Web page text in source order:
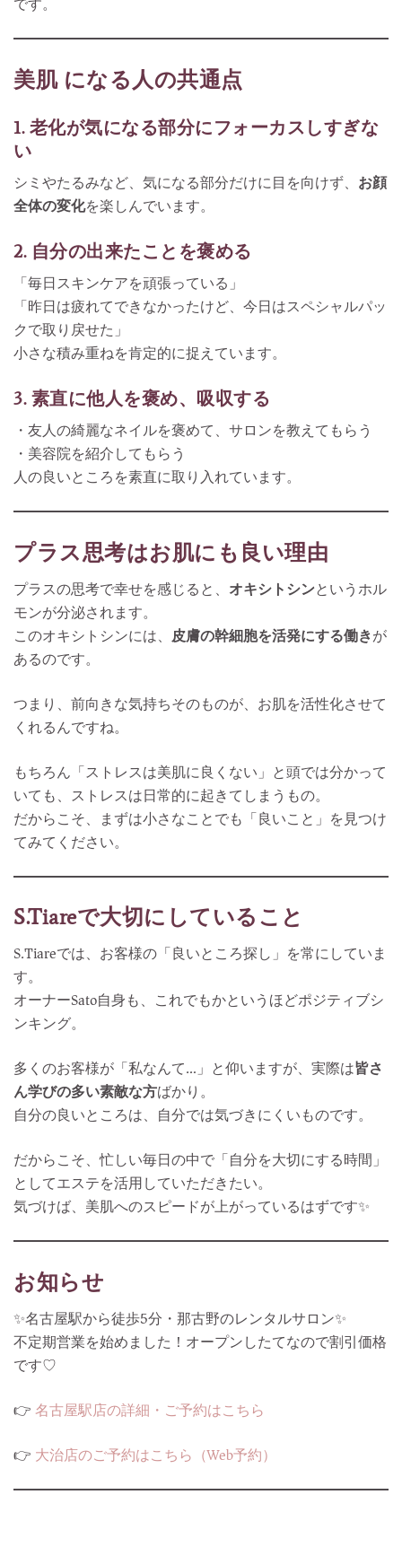
美肌 になる人の共通点
1. 老化が気になる部分にフォーカスしすぎな
い
シミやたるみなど、気になる部分だけに目を向けず、 お顔
全体の変化を楽しんでいます。
2. 自分の出来たことを褒める
「毎日スキンケアを頑張っている」
「昨日は疲れてできなかったけど、今日はスペシャルパッ
クで取り戻せた」
小さな積み重ねを肯定的に捉えています。
3. 素直に他人を褒め、吸収する
・友人の綺麗なネイルを褒めて、サロンを教えてもらう
・美容院を紹介してもらう
人の良いところを素直に取り入れています。
プラス思考はお肌にも良い理由
プラスの思考で幸せを感じると、 オキシトシンというホル
モンが分泌されます。
このオキシトシンには、 皮膚の幹細胞を活発にする働きが
あるのです。
つまり、前向きな気持ちそのものが、お肌を活性化させて
くれるんですね。
もちろん「ストレスは美肌に良くない」と頭では分かって
いても、ストレスは日常的に起きてしまうもの。
だからこそ、まずは小さなことでも「良いこと」を見つけ
てみてください。
S.Tiareで大切にしていること
S.Tiareでは、お客様の「良いところ探し」を常にしていま
す。
オーナーsato自身も、これでもかというほどポジティブシ
ンキング。
多くのお客様が「私なんて…」と仰いますが、実際は皆さ
ん学びの多い素敵な方ばかり。
自分の良いところは、自分では気づきにくいものです。
だからこそ、忙しい毎日の中で「自分を大切にする時間」
としてエステを活用していただきたい。
気づけば、美肌へのスピードが上がっているはずです✨
お知らせ
✨名古屋駅から徒歩5分・那古野のレンタルサロン✨
不定期営業を始めました！オープンしたてなので割引価格
です♡
👉名古屋駅店の詳細・ご予約はこちら
👉 大治店のご予約はこちら（Web予約）